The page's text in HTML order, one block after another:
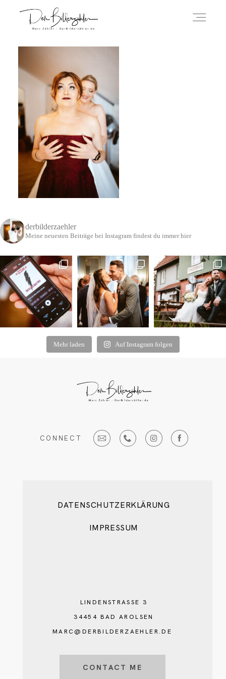
derbilderzaehler
Meine neuesten Beiträge bei Instagram findest du immer hier
Mehr laden Auf Instagram folgen
LINDENSTRASSE 3
DATENSCHUTZERKLÄRUNG
IMPRESSUM
34454 BAD AROLSEN
MARC@DERBILDERZAEHLER.DE
CONNECT
CONTACT ME
HOCHZEITSREPORTAGEN
IMPRESSUM
DATENSCHUTZERKLÄRUNG